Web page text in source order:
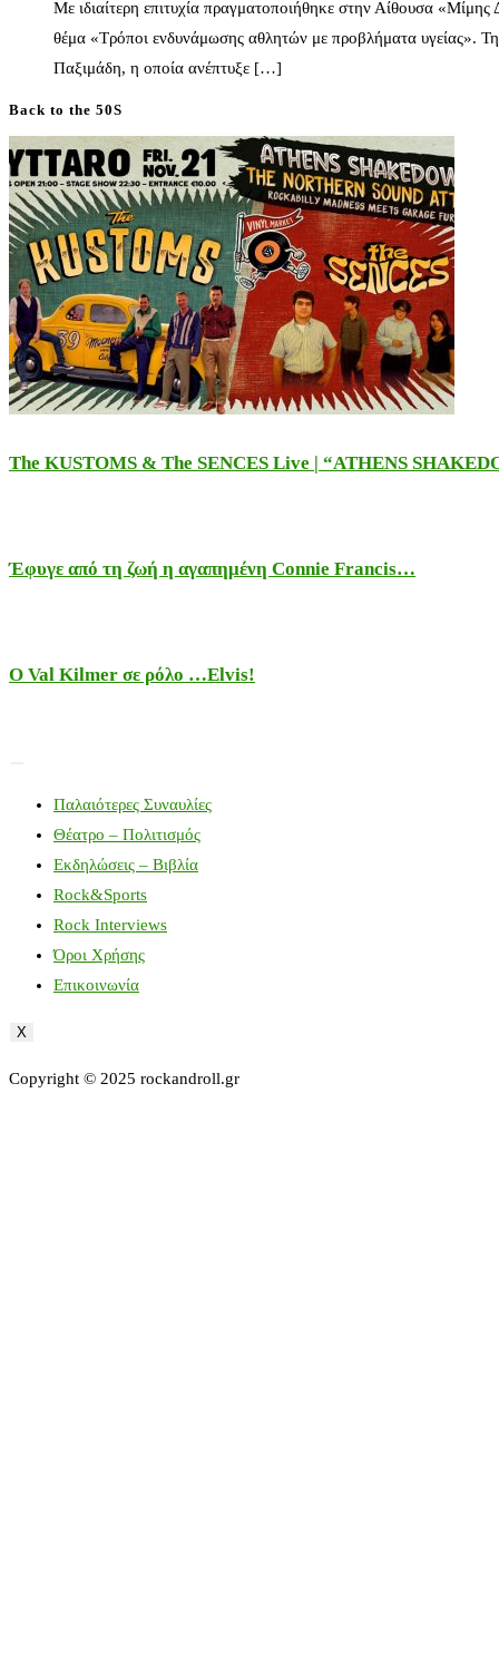
Με ιδιαίτερη επιτυχία πραγματοποιήθηκε στην Αίθουσα
θέμα «Τρόποι ενδυνάμωσης αθλητών με προβλήματα υγείας».
Παξιμάδη, η οποία ανέπτυξε […]
Back to the 50S
The KUSTOMS & The SENCES Live | “ATHENS
Έφυγε από τη ζωή η αγαπημένη Connie Francis…
Ο Val Kilmer σε ρόλο …Elvis!
Παλαιότερες Συναυλίες
Θέατρο – Πολιτισμός
Εκδηλώσεις – Βιβλία
Rock&Sports
Rock Interviews
Όροι Χρήσης
Επικοινωνία
X
Copyright © 2025 rockandroll.gr